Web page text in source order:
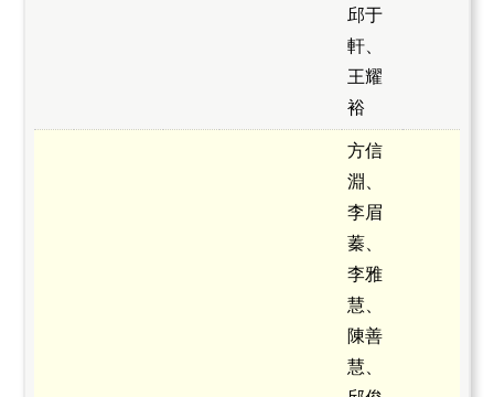
邱于
軒、
王耀
裕
方信
淵、
李眉
蓁、
李雅
慧、
陳善
慧、